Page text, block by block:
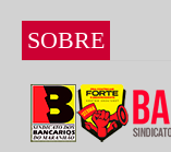
SOBRE